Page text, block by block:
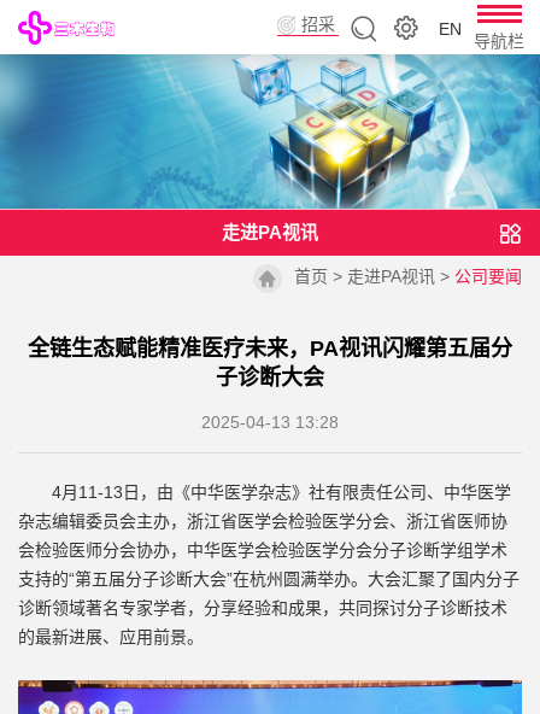
EN
招采
导航栏
走进PA视讯
首页 > 走进PA视讯 > 公司要闻
全链生态赋能精准医疗未来，PA视讯闪耀第五届分
子诊断大会
2025-04-13 13:28
4月11-13日，由《中华医学杂志》社有限责任公司、中华医学
杂志编辑委员会主办，浙江省医学会检验医学分会、浙江省医师协
会检验医师分会协办，中华医学会检验医学分会分子诊断学组学术
支持的“第五届分子诊断大会”在杭州圆满举办。大会汇聚了国内分子
诊断领域著名专家学者，分享经验和成果，共同探讨分子诊断技术
的最新进展、应用前景。